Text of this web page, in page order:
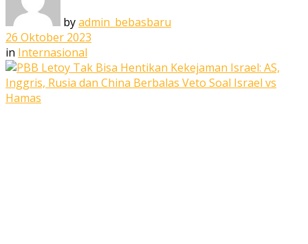
byadmin_bebasbaru
26 Oktober 2023
in Internasional